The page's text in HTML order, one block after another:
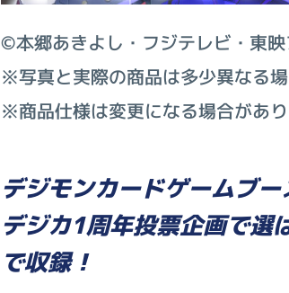
©本郷あきよし・フジテレビ・東
※写真と実際の商品は多少異なる場
※商品仕様は変更になる場合があり
デジモンカードゲームブ
デジカ1周年投票企画で選
で収録！